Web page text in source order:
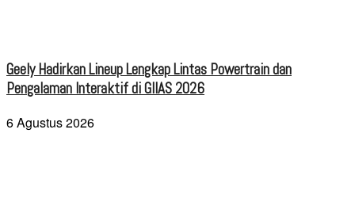
Geely Hadirkan Lineup Lengkap Lintas Powertrain dan
Pengalaman Interaktif di GIIAS 2026
6 Agustus 2026